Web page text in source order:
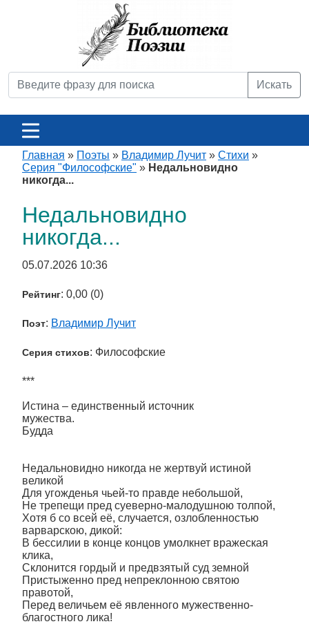
Искать
Главная » Поэты » Владимир Лучит » Стихи »
Серия "Философские" » Недальновидно
никогда...
Недальновидно
никогда...
05.07.2026 10:36
Рейтинг: 0,00 (0)
Поэт: Владимир Лучит
Серия стихов: Философские
***
Истина – единственный источник
мужества.
Будда
Недальновидно никогда не жертвуй истиной
великой
Для угожденья чьей-то правде небольшой,
Не трепещи пред суеверно-малодушною толпой,
Хотя б со всей её, случается, озлобленностью
варварскою, дикой:
В бессилии в конце концов умолкнет вражеская
клика,
Склонится гордый и предвзятый суд земной
Пристыженно пред непреклонною святою
правотой,
Перед величьем её явленного мужественно-
благостного лика!